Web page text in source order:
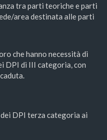
tra parti teoriche e parti
area destinata alle parti
che hanno necessità di
DPI di III categoria, con
DPI terza categoria ai